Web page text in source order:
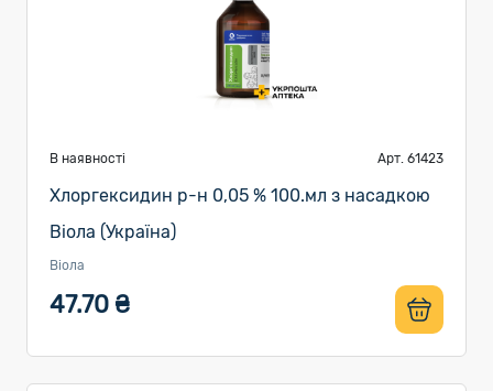
В наявності Арт. 61423
Хлоргексидин р-н 0,05 % 100.мл з насадкою
Віола (Україна)
Віола
47.70 ₴